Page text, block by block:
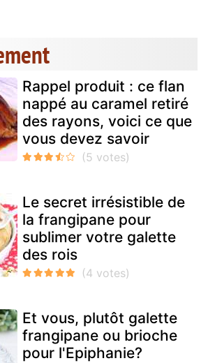
Rappel produit : ce flan
nappé au caramel retiré
des rayons, voici ce que
vous devez savoir
Le secret irrésistible de
la frangipane pour
sublimer votre galette
des rois
Et vous, plutôt galette
frangipane ou brioche
pour l'Epiphanie?